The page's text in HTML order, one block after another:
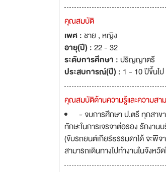
คุณสมบัติ
เพศ :ชาย , หญิง
อายุ(ปี) :22 - 32
ระดับการศึกษา :ปริญญาตรี
ประสบการณ์(ปี) : 1 - 10 ปีขึ้นไป
คุณสมบัติด้านความรู้และความสา
- จบการศึกษา ป.ตรี ทุกสาข
ทักษะในการเจรจาต่อรอง รักงา
(ขับรถยนต์เกียร์ธรรมดาได้ จะพิ
สามารถเดินทางไปทำงานในจังหวั